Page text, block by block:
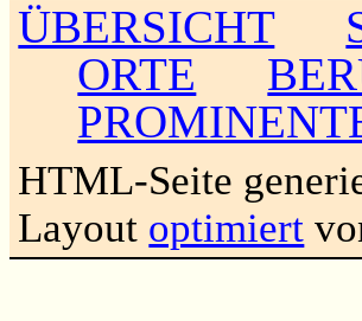
ÜBERSICHT
ORTE
HTML-Seite
Layout optimiert